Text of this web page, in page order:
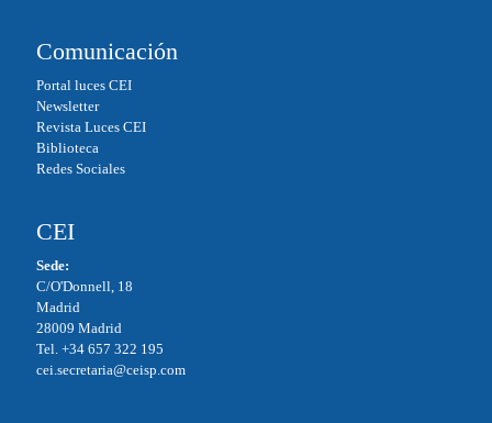
Comunicación
Portal luces CEI
Newsletter
Revista Luces CEI
Biblioteca
Redes Sociales
CEI
Sede:
C/O'Donnell, 18
Madrid
28009 Madrid
Tel. +34 657 322 195
cei.secretaria@ceisp.com